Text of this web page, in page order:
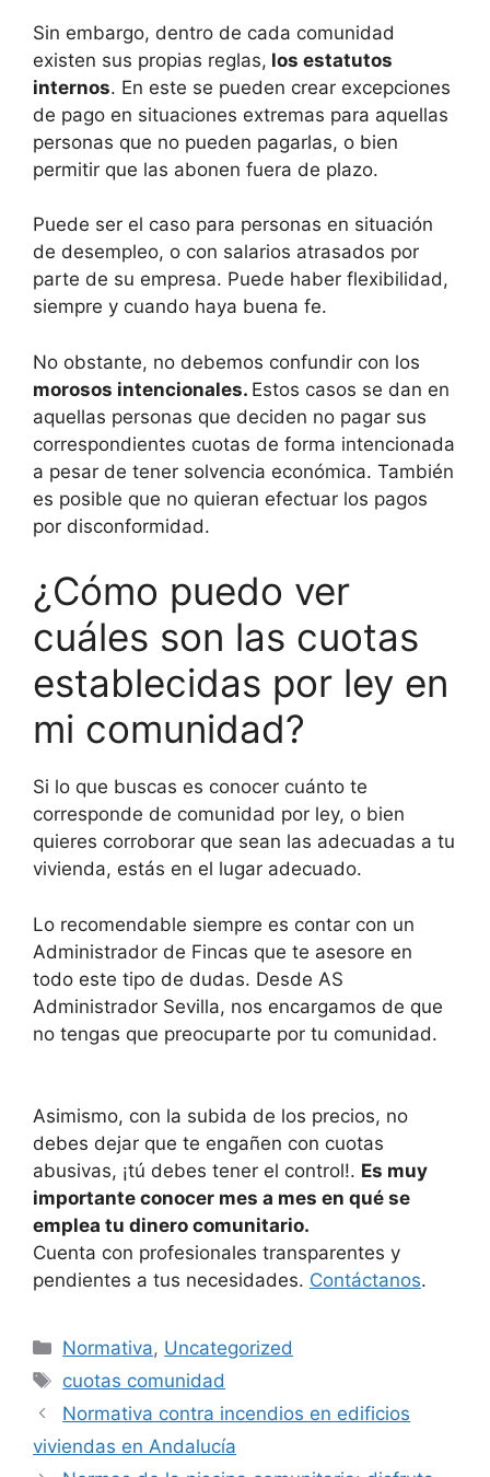
Sin embargo, dentro de cada comunidad
existen sus propias reglas, los estatutos
internos. En este se pueden crear excepciones
de pago en situaciones extremas para aquellas
personas que no pueden pagarlas, o bien
permitir que las abonen fuera de plazo.
Puede ser el caso para personas en situación
de desempleo, o con salarios atrasados por
parte de su empresa. Puede haber flexibilidad,
siempre y cuando haya buena fe.
No obstante, no debemos confundir con los
morosos intencionales. Estos casos se dan en
aquellas personas que deciden no pagar sus
correspondientes cuotas de forma intencionada
a pesar de tener solvencia económica. También
es posible que no quieran efectuar los pagos
por disconformidad.
¿Cómo puedo ver
cuáles son las cuotas
establecidas por ley en
mi comunidad?
Si lo que buscas es conocer cuánto te
corresponde de comunidad por ley, o bien
quieres corroborar que sean las adecuadas a tu
vivienda, estás en el lugar adecuado.
Lo recomendable siempre es contar con un
Administrador de Fincas que te asesore en
todo este tipo de dudas. Desde AS
Administrador Sevilla, nos encargamos de que
no tengas que preocuparte por tu comunidad.
Asimismo, con la subida de los precios, no
debes dejar que te engañen con cuotas
abusivas, ¡tú debes tener el control!. Es muy
importante conocer mes a mes en qué se
emplea tu dinero comunitario.
Cuenta con profesionales transparentes y
pendientes a tus necesidades. Contáctanos.
Categorías
Normativa, Uncategorized
Etiquetas
cuotas comunidad
Normativa contra incendios en edificios
viviendas en Andalucía